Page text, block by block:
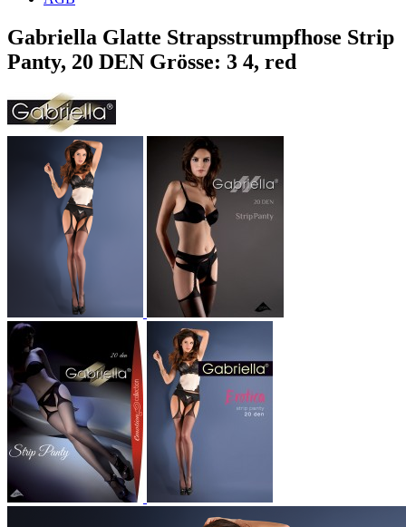
Gabriella Glatte Strapsstrumpfhose Strip
Panty, 20 DEN Grösse: 3 4, red